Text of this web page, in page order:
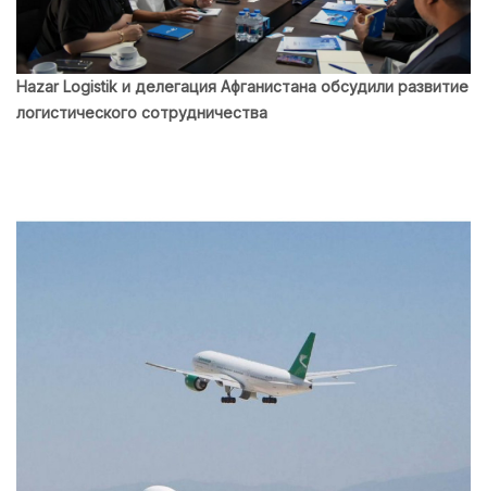
Hazar Logistik и делегация Афганистана обсудили развитие
логистического сотрудничества